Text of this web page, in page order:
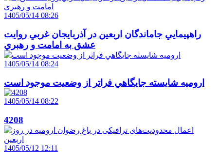
1405/05/14 08:26
راهپيمايي جاماندگان اربعين در آذربايجان غربي روايت
عشق به امامت و رهبري
1405/05/14 08:24
اروميه شايسته جايگاهي فراتر از وضعيت موجود است
1405/05/14 08:22
4208
1405/05/12 12:11